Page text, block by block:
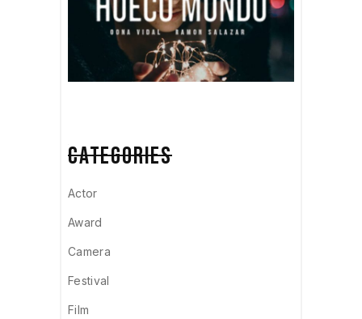
CATEGORIES
Actor
Award
Camera
Festival
Film